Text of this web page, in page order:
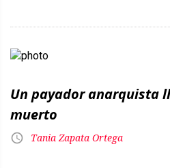
Un payador anarquista
muerto
Tania Zapata Ortega